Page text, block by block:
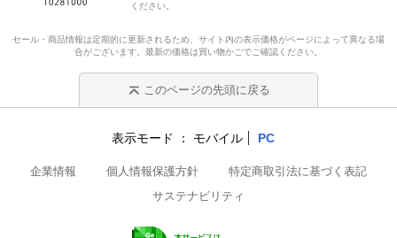
ください。
セール・商品情報は定期的に更新されるため、サイト内の表示価格がページによって異なる場
合がございます。最新の価格は買い物かごでご確認ください。
このページの先頭に戻る
表示モード モバイル PC
企業情報 個人情報保護方針
特定商取引法に基づく表記
サステナビリティ